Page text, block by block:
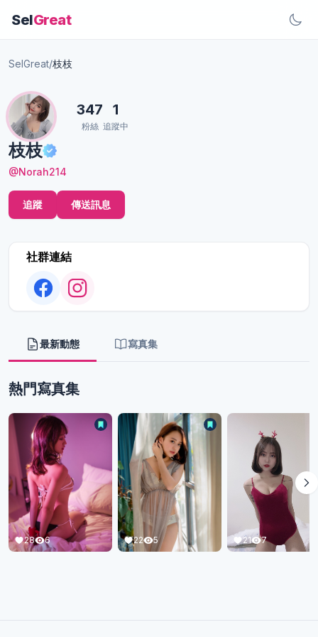
SelGreat
SelGreat/枝枝
枝枝
@Norah214
347
粉絲
1
追蹤中
追蹤 傳送訊息
社群連結
最新動態 寫真集
熱門寫真集
28 6 22 5 21 7